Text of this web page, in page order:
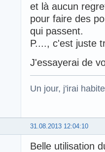
et là aucun
pour faire des
qui passent.
P...., c'est juste
J'essayerai de
Un jour, j'irai
31.08.2013 12:04:10
Belle utilisation